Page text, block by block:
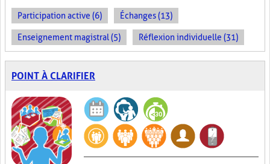
Participation active (6) Échanges (13)
Enseignement magistral (5) Réflexion individuelle (31)
POINT À CLARIFIER